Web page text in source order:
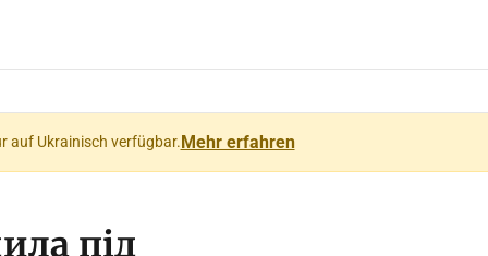
auf Ukrainisch verfügbar.Mehr erfahren
під